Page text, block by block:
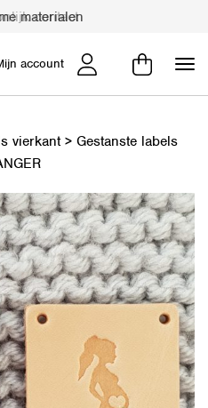
contact
account
vierkant> Gestanste labels